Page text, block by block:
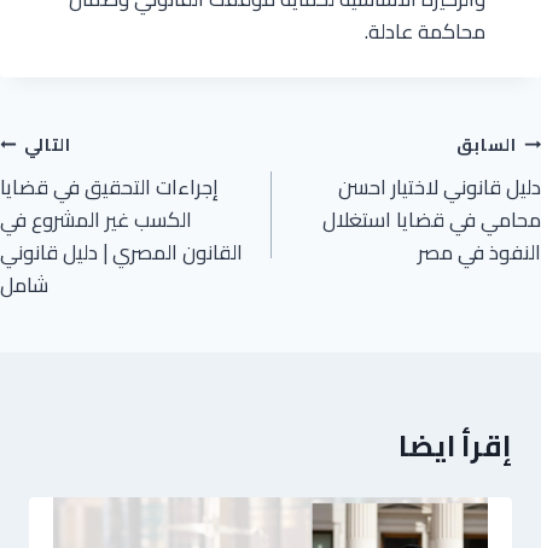
محاكمة عادلة.
السابق
دليل قانوني لاختيار احسن
محامي في قضايا استغلال
النفوذ في مصر
التالي
إجراءات التحقيق في قضايا
الكسب غير المشروع في
القانون المصري | دليل قانوني
شامل
إقرأ ايضا